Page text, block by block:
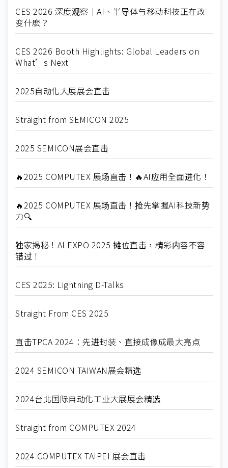
CES 2026 深度观察｜AI、半导体与移动科技正在改
变什麽？
CES 2026 Booth Highlights: Global Leaders on
What’s Next
2025自动化大展展会直击
Straight from SEMICON 2025
2025 SEMICON展会直击
🔥2025 COMPUTEX 展场直击！🔥AI应用全面进化！
🔥2025 COMPUTEX 展场直击！抢先掌握AI科技新势
力🔍
独家揭秘！AI EXPO 2025 摊位直击，精彩内容不容
错过！
CES 2025: Lightning D-Talks
Straight From CES 2025
直击TPCA 2024：先进封装、直接成像成最大亮点
2024 SEMICON TAIWAN展会精选
2024台北国际自动化工业大展展会精选
Straight from COMPUTEX 2024
2024 COMPUTEX TAIPEI 展会直击